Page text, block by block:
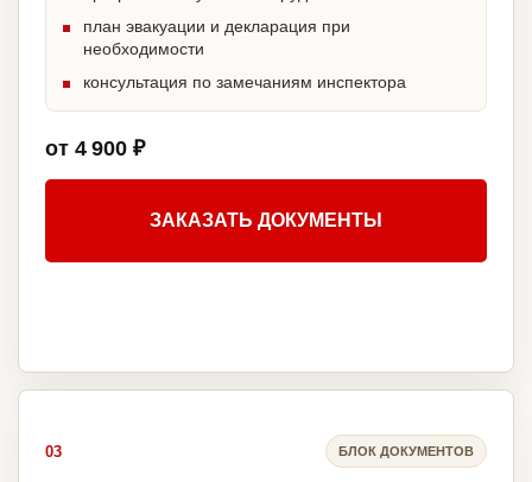
план эвакуации и декларация при
необходимости
консультация по замечаниям инспектора
от 4 900 ₽
ЗАКАЗАТЬ ДОКУМЕНТЫ
03 БЛОК ДОКУМЕНТОВ